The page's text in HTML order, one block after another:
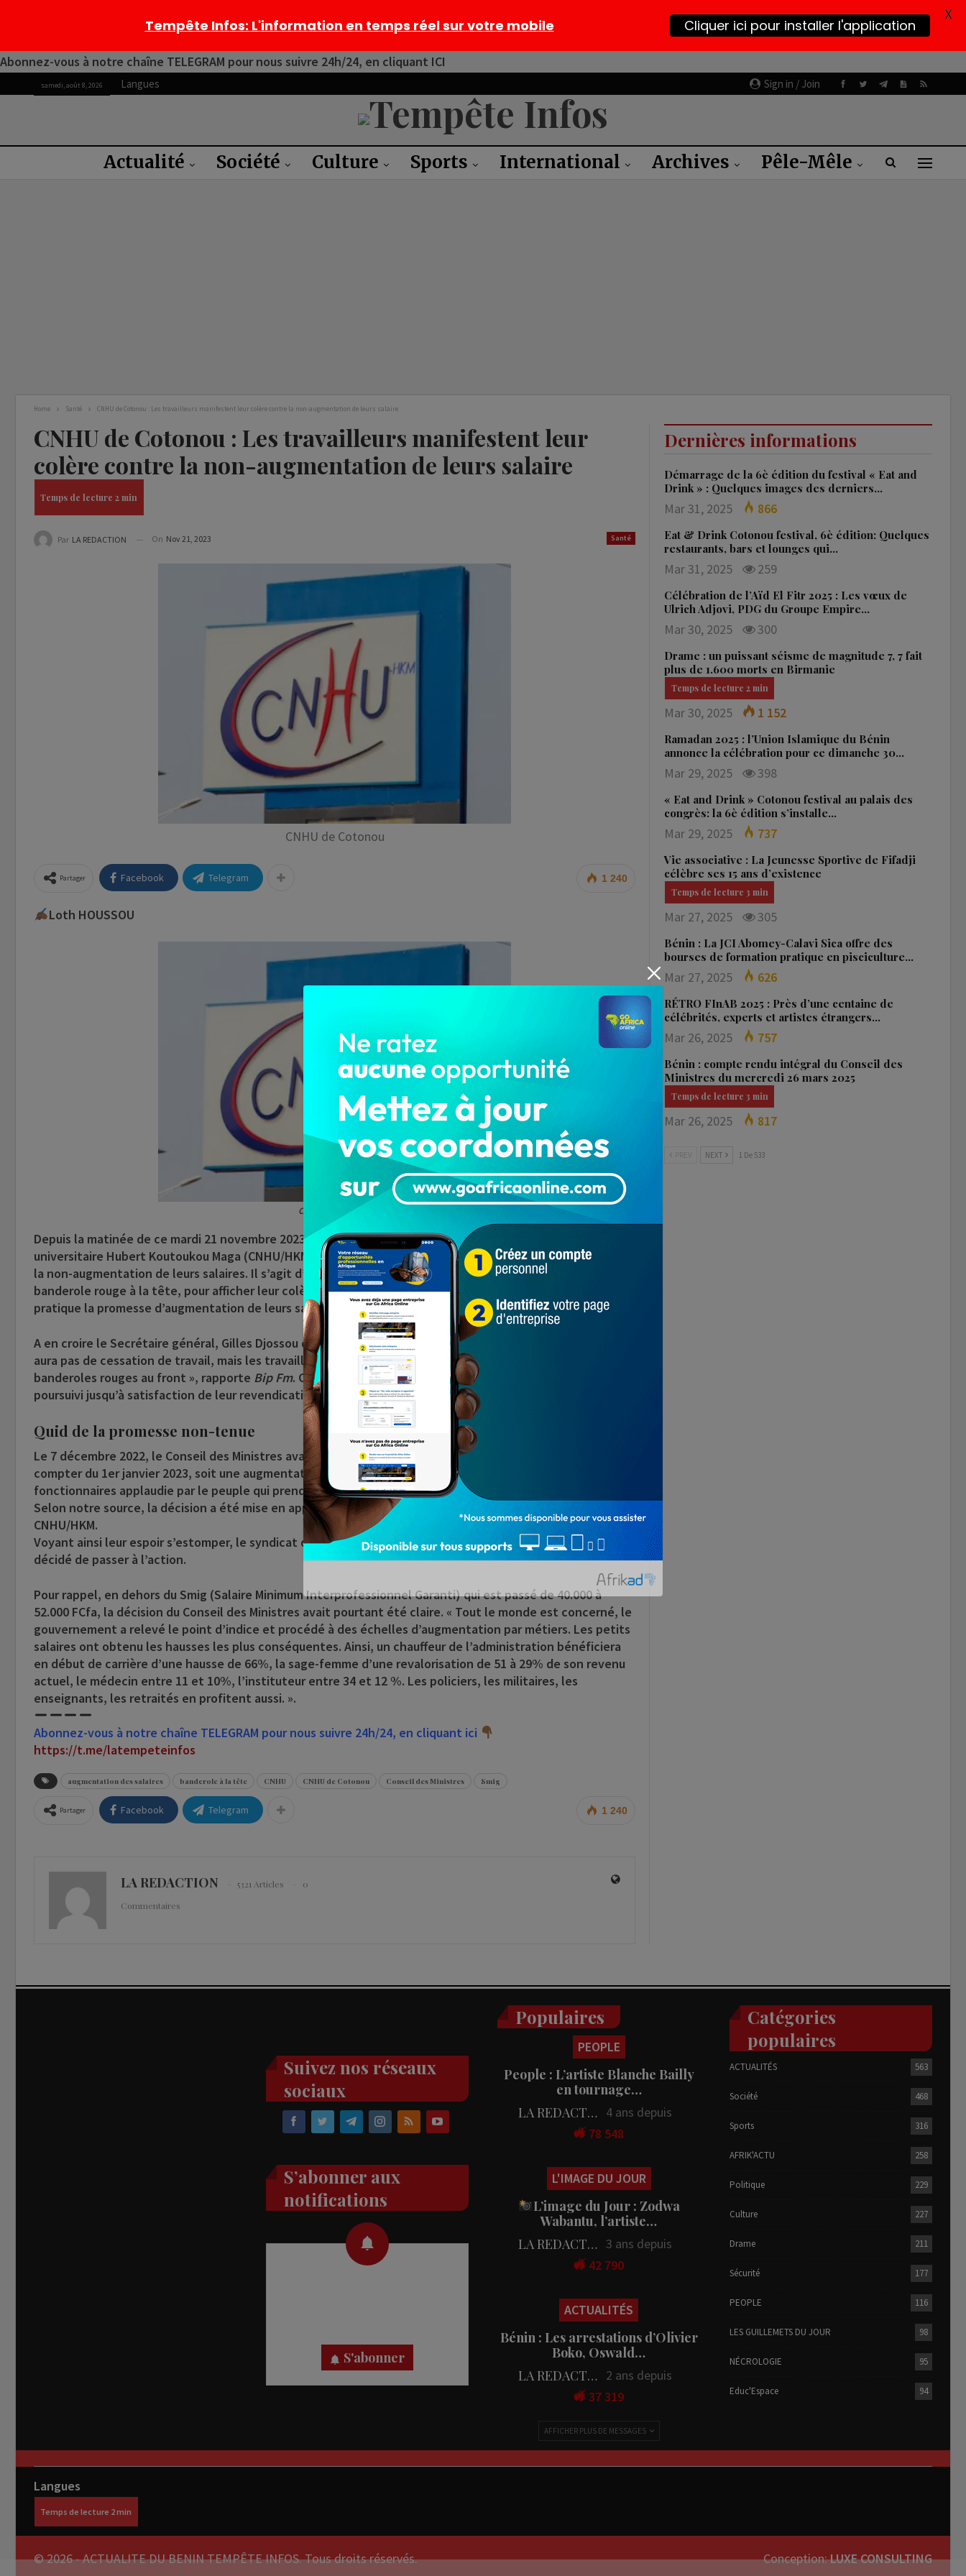
Abonnez-vous à notre chaîne TELEGRAM pour nous suivre 24h/24, en cliquant ICI
Sign in / Join
samedi, août 8, 2026 Langues
Actualité Société Culture Sports International Archives Pêle-Mêle
Home Santé CNHU de Cotonou : Les travailleurs manifestent leur colère contre la non-augmentation de leurs salaire
CNHU de Cotonou : Les travailleurs manifestent leur
colère contre la non-augmentation de leurs salaire
Santé
Par LA REDACTION On Nov 21, 2023
CNHU de Cotonou
1 240
Partager Facebook Telegram
Loth HOUSSOU
CNHU de Cotonou
Depuis la matinée de ce mardi 21 novembre 2023, les travailleurs du Centre national hospitalier
universitaire Hubert Koutoukou Maga (CNHU/HKM), de Cotonou, ont lancé un mouvement d’humeur, contre
la non-augmentation de leurs salaires. Il s’agit d’une manifestation pacifique qui consiste à porter une
banderole rouge à la tête, pour afficher leur colère vis-à-vis du gouvernement qui tarde à mettre en
pratique la promesse d’augmentation de leurs salaires, annoncée depuis bientôt 1 an.
A en croire le Secrétaire général, Gilles Djossou du syndicat des travailleurs du CNHU de Cotonou, « il n’y
aura pas de cessation de travail, mais les travailleurs se rendront sur leur lieu de travail avec des
banderoles rouges au front », rapporte Bip Fm. Cependant, le mouvement d’humeur, en cours sera
poursuivi jusqu’à satisfaction de leur revendication, précise-t-il, avec un ton ferme.
Quid de la promesse non-tenue
Le 7 décembre 2022, le Conseil des Ministres avait décidé de porter le Smig de 40.000 à 52.000 FCfa, à
compter du 1er janvier 2023, soit une augmentation de 30%. Une revalorisation des salaires des
fonctionnaires applaudie par le peuple qui prend en compte toute l’administration publique par catégorie.
Selon notre source, la décision a été mise en application. Mais jusque-là, c’est le statu quo sauf au
CNHU/HKM.
Voyant ainsi leur espoir s’estomper, le syndicat des travailleurs du plus grand centre hospitalier du Bénin a
décidé de passer à l’action.
Pour rappel, en dehors du Smig (Salaire Minimum Interprofessionnel Garanti) qui est passé de 40.000 à
52.000 FCfa, la décision du Conseil des Ministres avait pourtant été claire. « Tout le monde est concerné, le
gouvernement a relevé le point d’indice et procédé à des échelles d’augmentation par métiers. Les petits
salaires ont obtenu les hausses les plus conséquentes. Ainsi, un chauffeur de l’administration bénéficiera
en début de carrière d’une hausse de 66%, la sage-femme d’une revalorisation de 51 à 29% de son revenu
actuel, le médecin entre 11 et 10%, l’instituteur entre 34 et 12 %. Les policiers, les militaires, les
enseignants, les retraités en profitent aussi. ».
Abonnez-vous à notre chaîne TELEGRAM pour nous suivre 24h/24, en cliquant ici
https://t.me/latempeteinfos
augmentation des salaires banderole à la tête CNHU CNHU de Cotonou Conseil des Ministres Smig
1 240
Partager Facebook Telegram
LA REDACTION 5321 Articles
0
Commentaires
Dernières informations
Démarrage de la 6è édition du festival « Eat and
Drink » : Quelques images des derniers…
Mar 31, 2025 866
Eat & Drink Cotonou festival, 6è édition: Quelques
restaurants, bars et lounges qui…
Mar 31, 2025 259
Célébration de l’Aïd El Fitr 2025 : Les vœux de
Ulrich Adjovi, PDG du Groupe Empire…
Mar 30, 2025 300
Drame : un puissant séisme de magnitude 7, 7 fait
plus de 1.600 morts en Birmanie
Mar 30, 2025 1 152
Ramadan 2025 : l’Union Islamique du Bénin
annonce la célébration pour ce dimanche 30…
Mar 29, 2025 398
« Eat and Drink » Cotonou festival au palais des
congrès: la 6è édition s’installe…
Mar 29, 2025 737
Vie associative : La Jeunesse Sportive de Fifadji
célèbre ses 15 ans d’existence
Mar 27, 2025 305
Bénin : La JCI Abomey-Calavi Sica offre des
bourses de formation pratique en pisciculture…
Mar 27, 2025 626
RÉTRO FInAB 2025 : Près d’une centaine de
célébrités, experts et artistes étrangers…
Mar 26, 2025 757
Bénin : compte rendu intégral du Conseil des
Ministres du mercredi 26 mars 2025
Mar 26, 2025 817
NEXT 1 De 533
Suivez nos réseaux
sociaux
S’abonner aux
notifications
S'abonner
Populaires
PEOPLE
People : L’artiste Blanche Bailly
en tournage…
LA REDACTION
4 ans depuis
78 548
L'IMAGE DU JOUR
L’image du Jour : Zodwa
Wabantu, l’artiste…
LA REDACTION 3 ans depuis
42 790
ACTUALITÉS
Bénin : Les arrestations d’Olivier
Boko, Oswald…
LA REDACTION
2 ans depuis
37 319
AFFICHER PLUS DE MESSAGES
Catégories
populaires
ACTUALITÉS 563
Société 468
Sports 316
AFRIK'ACTU 258
Politique 229
Culture 227
Drame 211
Sécurité 177
PEOPLE 116
LES GUILLEMETS DU JOUR 98
NÉCROLOGIE 95
Educ'Espace 94
Langues
© 2026 - ACTUALITE DU BENIN TEMPÊTE INFOS. Tous droits réservés. Conception:LUXE CONSULTING
Tempête Infos: L'information en temps réel sur votre mobile Cliquer ici pour installer l'application
X